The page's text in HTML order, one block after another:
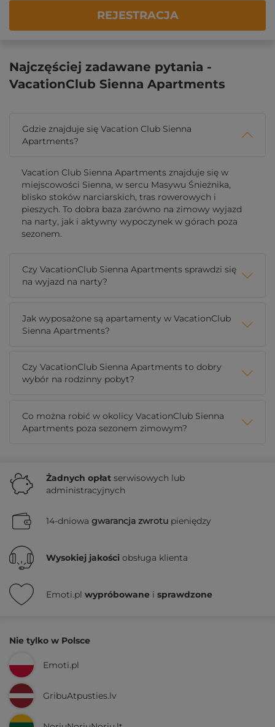
REJESTRACJA
Najczęściej zadawane pytania -
VacationClub Sienna Apartments
Gdzie znajduje się Vacation Club Sienna
Apartments?
Vacation Club Sienna Apartments znajduje się w
miejscowości Sienna, w sercu Masywu Śnieżnika,
blisko stoków narciarskich, tras rowerowych i
pieszych. To dobra baza zarówno na zimowy wyjazd
na narty, jak i aktywny wypoczynek w górach poza
sezonem.
Czy VacationClub Sienna Apartments sprawdzi się
na wyjazd na narty?
Jak wyposażone są apartamenty w VacationClub
Sienna Apartments?
Czy VacationClub Sienna Apartments to dobry
wybór na rodzinny pobyt?
Co można robić w okolicy VacationClub Sienna
Apartments poza sezonem zimowym?
Żadnych opłat serwisowych lub
administracyjnych
14-dniowa gwarancja zwrotu pieniędzy
Wysokiej jakości obsługa klienta
Emoti.pl wypróbowane i sprawdzone
Nie tylko w Polsce
Emoti.pl
GribuAtpusties.lv